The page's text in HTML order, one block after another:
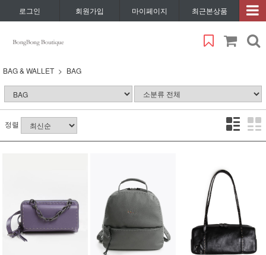
로그인 회원가입 마이페이지 최근본상품
BAG & WALLET BAG
정렬